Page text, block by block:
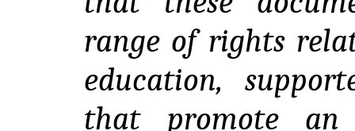
range of rights
education,
that promote an